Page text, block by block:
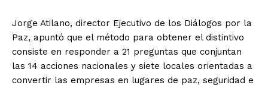
Jorge Atilano, director Ejecutivo de los Diálogos por la
Paz, apuntó que el método para obtener el distintivo
consiste en responder a 21 preguntas que conjuntan
las 14 acciones nacionales y siete locales orientadas a
convertir las empresas en lugares de paz, seguridad e